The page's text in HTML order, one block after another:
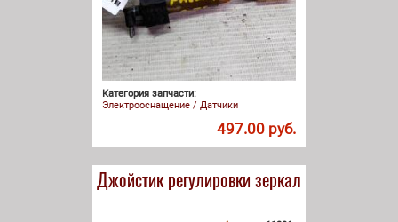
Категория запчасти:
Электрооснащение / Датчики
497.00 руб.
Джойстик регулировки зеркал